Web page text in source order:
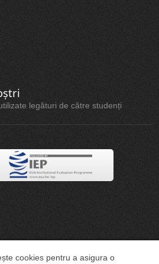
legături de către studenți
cookies pentru a asigura o